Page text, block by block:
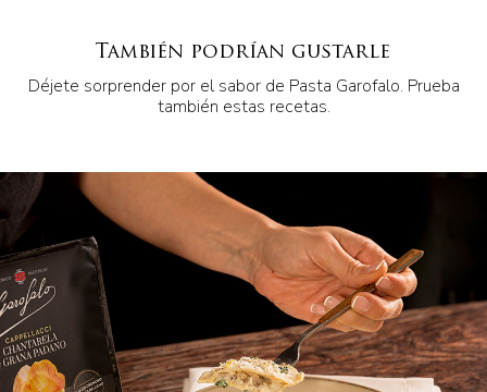
También podrían gustarle
Déjete sorprender por el sabor de Pasta Garofalo. Prueba
también estas recetas.